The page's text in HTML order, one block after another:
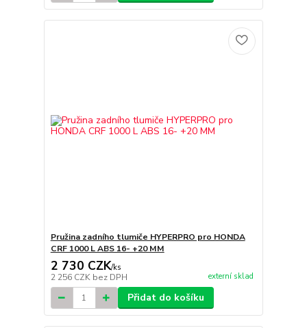
Pružina zadního tlumiče HYPERPRO pro HONDA
CRF 1000 L ABS 16- +20 MM
2 730 CZK/ks
2 256 CZK bez DPH externí sklad
Přidat do košíku